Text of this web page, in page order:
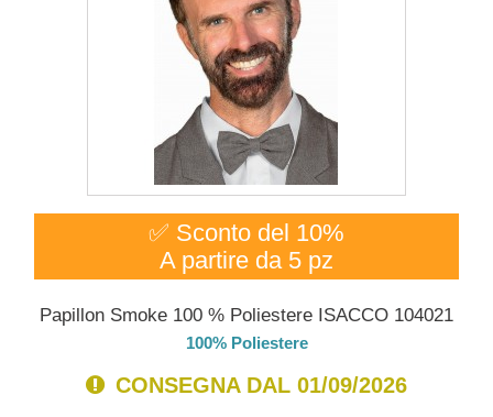
✅ Sconto del 10%
A partire da 5 pz
Papillon Smoke 100 % Poliestere ISACCO 104021
100% Poliestere
CONSEGNA DAL 01/09/2026